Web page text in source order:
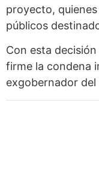
proyecto,
públicos
Con esta
firme la condena
exgobernador del